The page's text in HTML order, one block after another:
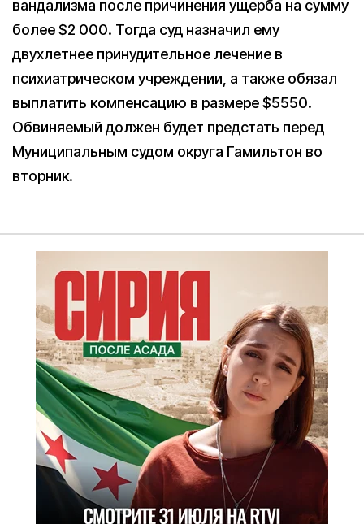
вандализма после причинения ущерба на сумму
более $2 000. Тогда суд назначил ему
двухлетнее принудительное лечение в
психиатрическом учреждении, а также обязал
выплатить компенсацию в размере $5550.
Обвиняемый должен будет предстать перед
Муниципальным судом округа Гамильтон во
вторник.